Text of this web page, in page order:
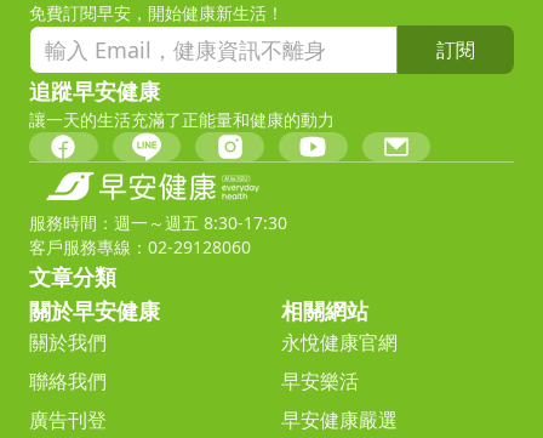
免費訂閱早安，開始健康新生活！
訂閱
追蹤早安健康
讓一天的生活充滿了正能量和健康的動力
服務時間：週一～週五 8:30-17:30
客戶服務專線：02-29128060
文章分類
關於早安健康
關於我們
聯絡我們
廣告刊登
相關網站
永悅健康官網
早安樂活
早安健康嚴選